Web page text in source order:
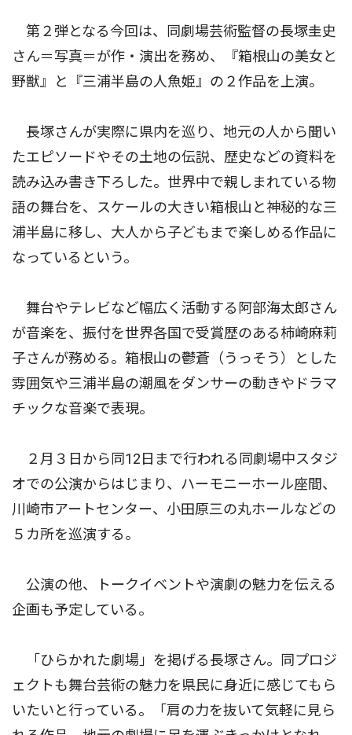
第２弾となる今回は、同劇場芸術監督の長塚圭史
さん＝写真＝が作・演出を務め、『箱根山の美女と
野獣』と『三浦半島の人魚姫』の２作品を上演。
長塚さんが実際に県内を巡り、地元の人から聞い
たエピソードやその土地の伝説、歴史などの資料を
読み込み書き下ろした。世界中で親しまれている物
語の舞台を、スケールの大きい箱根山と神秘的な三
浦半島に移し、大人から子どもまで楽しめる作品に
なっているという。
舞台やテレビなど幅広く活動する阿部海太郎さん
が音楽を、振付を世界各国で受賞歴のある柿崎麻莉
子さんが務める。箱根山の鬱蒼（うっそう）とした
雰囲気や三浦半島の潮風をダンサーの動きやドラマ
チックな音楽で表現。
２月３日から同12日まで行われる同劇場中スタジ
オでの公演からはじまり、ハーモニーホール座間、
川崎市アートセンター、小田原三の丸ホールなどの
５カ所を巡演する。
公演の他、トークイベントや演劇の魅力を伝える
企画も予定している。
「ひらかれた劇場」を掲げる長塚さん。同プロジ
ェクトも舞台芸術の魅力を県民に身近に感じてもら
いたいと行っている。「肩の力を抜いて気軽に見ら